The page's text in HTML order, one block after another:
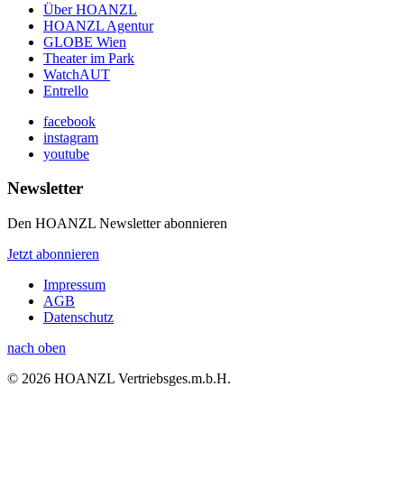
Über HOANZL
HOANZL Agentur
GLOBE Wien
Theater im Park
WatchAUT
Entrello
facebook
instagram
youtube
Newsletter
Den HOANZL Newsletter abonnieren
Jetzt abonnieren
Impressum
AGB
Datenschutz
nach oben
© 2026 HOANZL Vertriebsges.m.b.H.